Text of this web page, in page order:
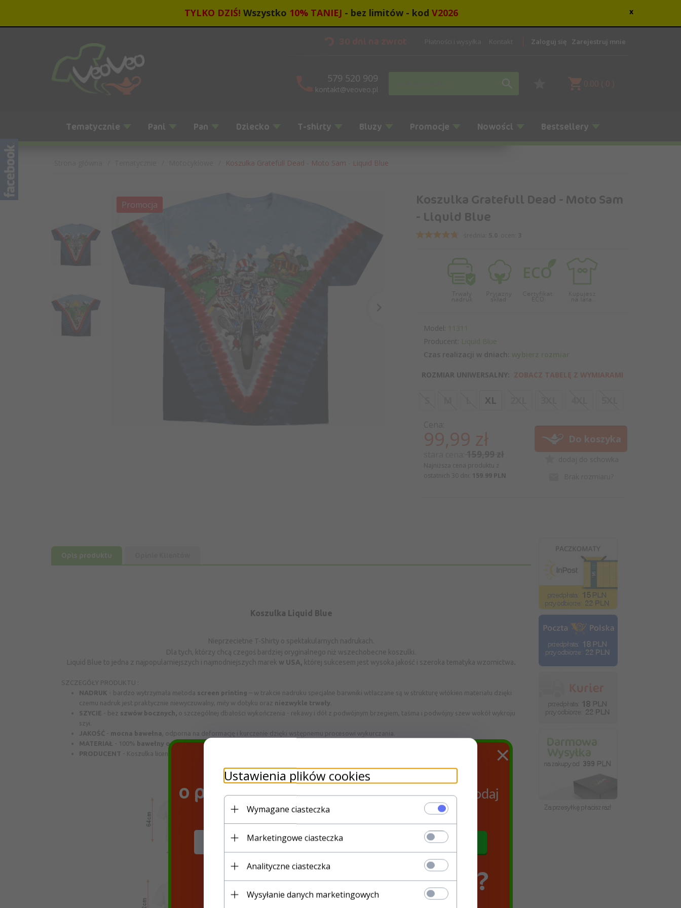
TYLKO DZIŚ! Wszystko 10% TANIEJ - bez limitów - kodV2026 x
30 dni na zwrot Zaloguj się Zarejestruj mnie
579 520 909
kontakt@veoveo.pl
0.00 ( 0 )
Tematycznie Pani Pan Dziecko T-shirty Bluzy Promocje Nowości Bestsellery
Koszulka Gratefull Dead - Moto Sam - Liquid Blue
Promocja
Koszulka Gratefull Dead - Moto Sam
- Liquid Blue
Model: 11311
Czas realizacji w dniach: wybierz rozmiar
Producent: Liquid Blue
ROZMIAR UNIWERSALNY: ZOBACZ TABELĘ Z WYMIARAMI
XL
99,99 zł
Najniższa cena produktu z
ostatnich 30 dni: 159.99 PLN
Do koszyka
Opis produktu
Koszulka Liquid Blue
Nieprzecietne T-Shirty o spektakularnych nadrukach.
Dla tych, którzy chcą czegoś bardziej oryginalnego niż wszechobecne koszulki.
Liquid Blue to jedna z najpopularniejszych i najmodniejszych marek w USA, której sukcesem jest wysoka jakość i szeroka tematyka wzornictwa.
SZCZEGÓŁY PRODUKTU :
NADRUK - bardzo wytrzymała metoda screen printing – w trakcie nadruku specjalne barwniki wtłaczane są w strukturę włókien materiału dzięki
czemu nadruk jest praktycznie niewyczuwalny, miły w dotyku oraz niezwykle trwały
SZYCIE - bez szwów bocznych, o szczególnej dbałości wykończenia - rekawy i dół z podwójnym brzegiem, taśma i podwójny szew wokół wykroju
szyi.
JAKOŚĆ - mocna bawełna, odporna na deformację i kurczenie dzięki wstępnemu procesowi wykurczania.
MATERIAŁ - 100% bawełny o gestym splocie i gładkiej powierzchni.
PRODUCENT - Koszulka licencjonowana Liqiud Blue, USA.
Ustawienia plików cookies
Wymagane ciasteczka
Marketingowe ciasteczka
Analityczne ciasteczka
Wysyłanie danych marketingowych
×
Dołącz do osób najlepiej poinformowanych
o promocjachw naszym sklepie. Już teraz podaj
swój e-mail iODBIERZ PREZENT
Zapisz się
CO ZYSKUJESZ?